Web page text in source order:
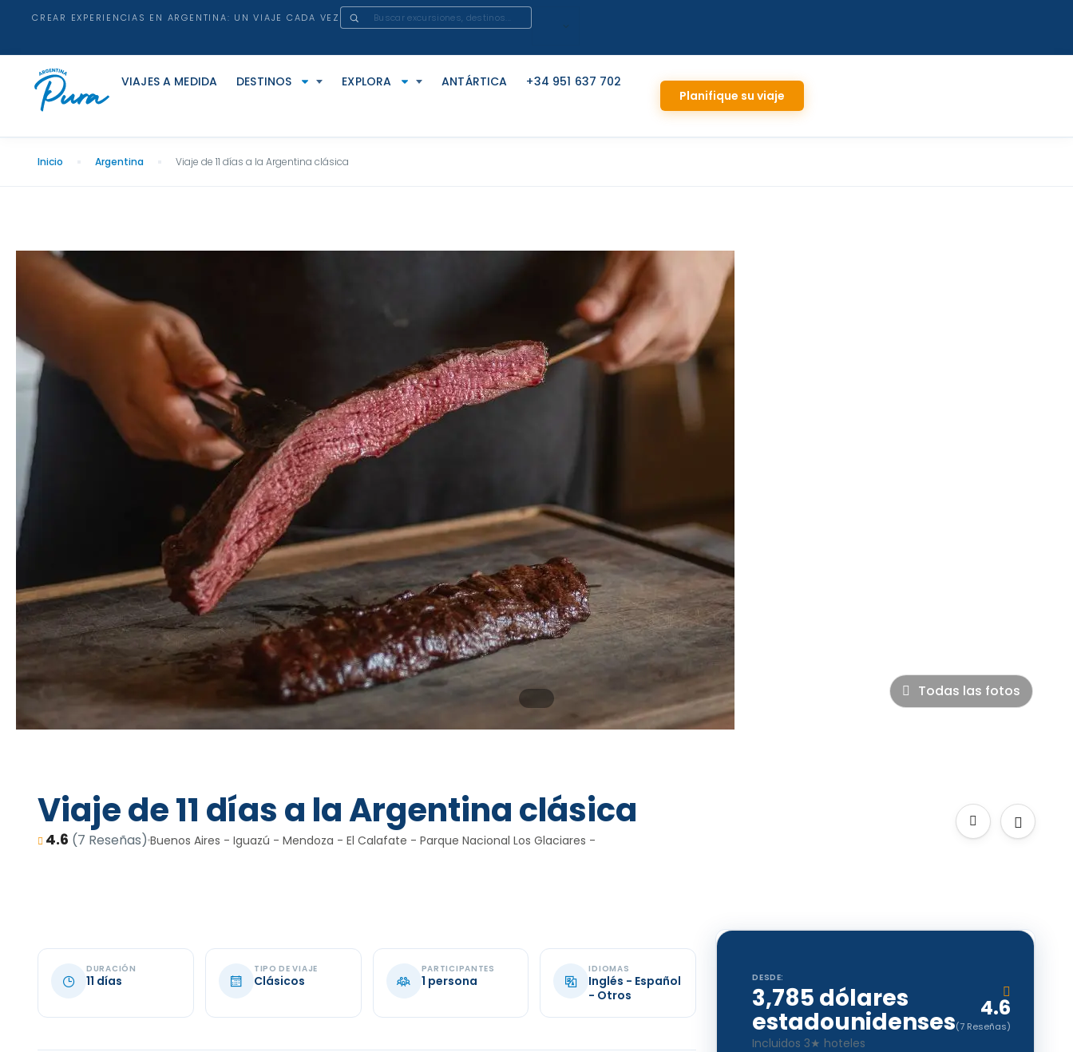
CREAR EXPERIENCIAS EN ARGENTINA: UN VIAJE CADA VEZ
VIAJES A MEDIDA DESTINOS EXPLORA ANTÁRTICA
+34 951 637 702
Planifique su viaje
Inicio Argentina Viaje de 11 días a la Argentina clásica
Todas las fotos
Viaje de 11 días a la Argentina clásica
4.6 (7 Reseñas) Buenos Aires - Iguazú - Mendoza - El Calafate - Parque Nacional Los Glaciares -
DURACIÓN
11 días
TIPO DE VIAJE
Clásicos
PARTICIPANTES
1 persona
IDIOMAS
Inglés - Español
- Otros
DESDE:
3,785 dólares
estadounidenses
Incluidos 3★ hoteles
4.6
(7 Reseñas)